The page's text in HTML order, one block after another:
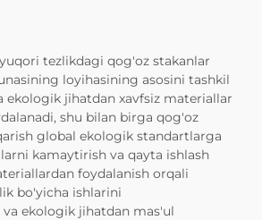
tezlikdagi qog'oz stakanlar
loyihasining asosini tashkil
ekologik jihatdan xavfsiz materiallar
shu bilan birga qog'oz
global ekologik standartlarga
kamaytirish va qayta ishlash
foydalanish orqali
bo'yicha ishlarini
ekologik jihatdan mas'ul